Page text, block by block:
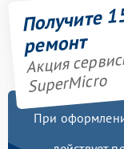
Получите
ремонт
Акция
SuperMicro
При